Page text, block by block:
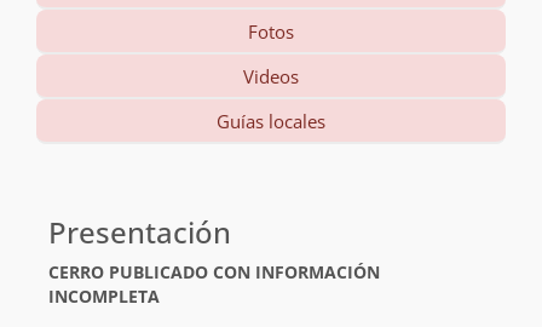
Fotos
Videos
Guías locales
básica
Presentación
CERRO PUBLICADO CON INFORMACIÓN
INCOMPLETA